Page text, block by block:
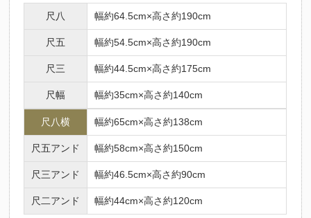
五七日 地蔵菩薩じぞうぼさつ
六七日 弥勒菩薩 みろくぼさつ
薬師如来
観世音菩薩かんのんぼさつ
一周忌 勢至菩薩せいしぼさつ
三回忌 阿弥陀如来あみだにょらい
七回忌 阿閃如来 あしゅくにょらい
大日如来だいにちにょらい
三十三回忌 虚空蔵菩薩
十三仏の中には、人それぞれの守り本尊があるとされています。
尺八 幅約64.5cm×高さ約190cm
尺五 幅約54.5cm×高さ約190cm
尺三 幅約44.5cm×高さ約175cm
尺幅 幅約35cm×高さ約140cm
尺八横 幅約65cm×高さ約138cm
尺五アンド 幅約58cm×高さ約150cm
尺三アンド 幅約46.5cm×高さ約90cm
尺二アンド 幅約44cm×高さ約120cm